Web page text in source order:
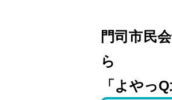
門司市民
ら
「よやっ